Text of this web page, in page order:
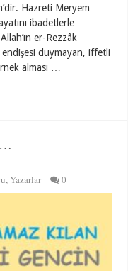
Hazreti Meryem
ibadetlerle
er-Rezzâk
endişesi duymayan, iffetli
alması …
,Yazarlar 0